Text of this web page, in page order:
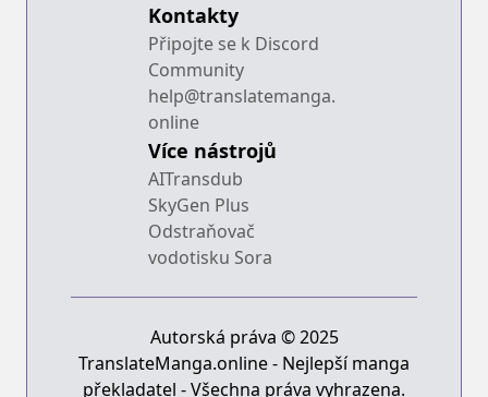
Kontakty
Připojte se k Discord
Community
help@translatemanga.
online
Více nástrojů
AITransdub
SkyGen Plus
Odstraňovač
vodotisku Sora
Autorská práva © 2025
TranslateManga.online - Nejlepší manga
překladatel - Všechna práva vyhrazena.